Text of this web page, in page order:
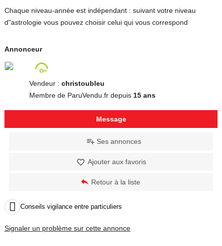
Chaque niveau-année est indépendant : suivant votre niveau
d"astrologie vous pouvez choisir celui qui vous correspond
Annonceur
Vendeur : christoubleu
Membre de ParuVendu.fr depuis 15 ans
Message
Ses annonces
Ajouter aux favoris
Retour à la liste
 Conseils vigilance entre particuliers
Signaler un problème sur cette annonce